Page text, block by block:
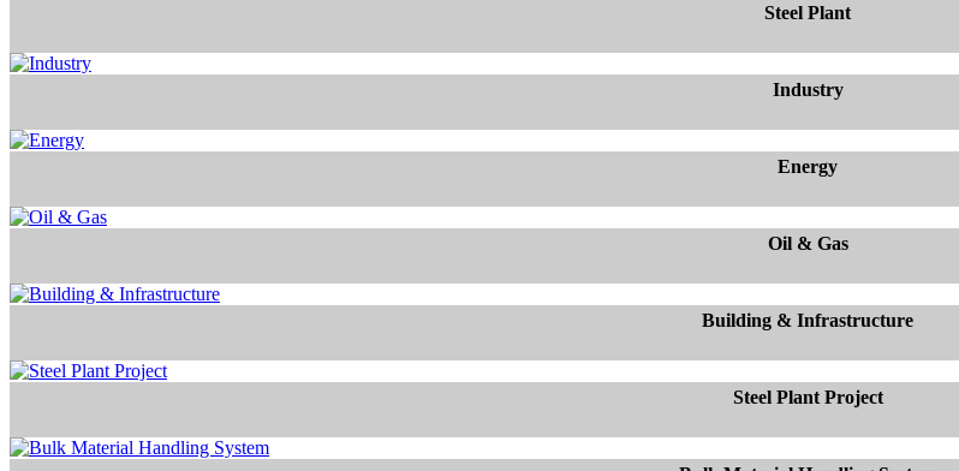
Steel Plant
Industry
Energy
Oil & Gas
Building & Infrastructure
Steel Plant Project